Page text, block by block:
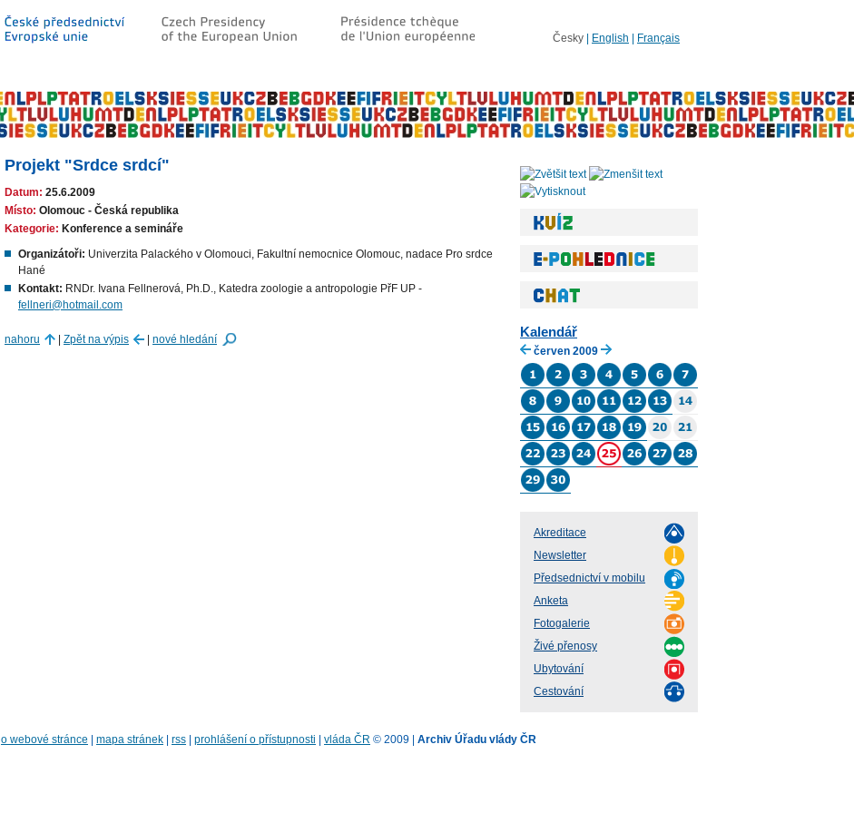
Česky English Français
Projekt "Srdce srdcí"
Datum: 25.6.2009
Místo: Olomouc - Česká republika
Kategorie: Konference a semináře
Organizátoři: Univerzita Palackého v Olomouci, Fakultní nemocnice Olomouc, nadace Pro srdce
Hané
Kontakt: RNDr. Ivana Fellnerová, Ph.D., Katedra zoologie a antropologie PřF UP -
fellneri@hotmail.com
nahoru Zpět na výpis nové hledání
Kalendář
červen 2009
Akreditace
Newsletter
Předsednictví v mobilu
Anketa
Fotogalerie
Živé přenosy
Ubytování
Cestování
o webové stránce mapa stránek rss prohlášení o přístupnosti vláda ČR © 2009 | Archiv Úřadu vlády ČR